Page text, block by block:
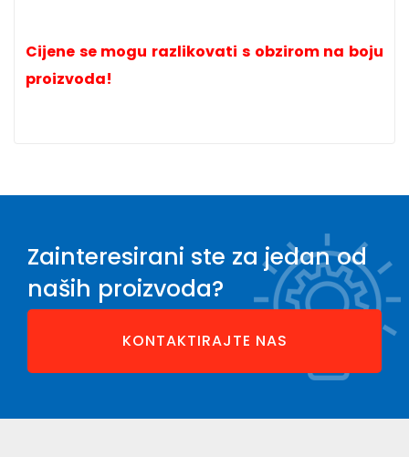
Cijene se mogu razlikovati s obzirom na boju
proizvoda!
Zainteresirani ste za jedan od
naših proizvoda?
KONTAKTIRAJTE NAS